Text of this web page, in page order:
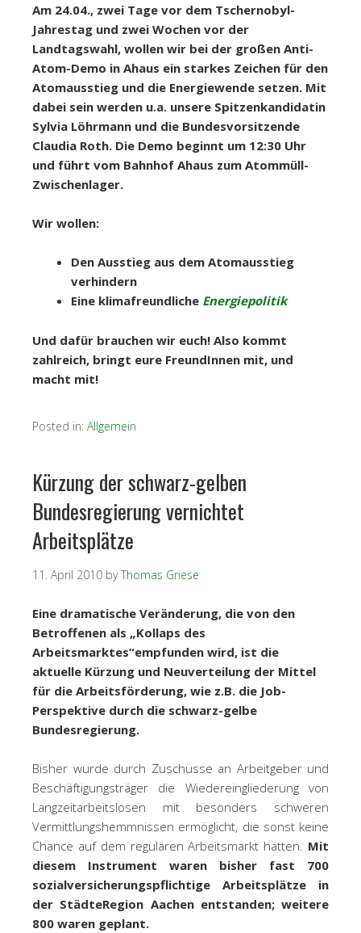
Am 24.04., zwei Tage vor dem Tschernobyl-
Jahrestag und zwei Wochen vor der
Landtagswahl, wollen wir bei der großen Anti-
Atom-Demo in Ahaus ein starkes Zeichen für den
Atomausstieg und die Energiewende setzen. Mit
dabei sein werden u.a. unsere Spitzenkandidatin
Sylvia Löhrmann und die Bundesvorsitzende
Claudia Roth. Die Demo beginnt um 12:30 Uhr
und führt vom Bahnhof Ahaus zum Atommüll-
Zwischenlager.
Wir wollen:
Den Ausstieg aus dem Atomausstieg
verhindern
Eine klimafreundliche Energiepolitik
Und dafür brauchen wir euch! Also kommt
zahlreich, bringt eure FreundInnen mit, und
macht mit!
Posted in: Allgemein
Kürzung der schwarz-gelben
Bundesregierung vernichtet
Arbeitsplätze
11. April 2010 byThomas Griese
Eine dramatische Veränderung, die von den
Betroffenen als „Kollaps des
Arbeitsmarktes“empfunden wird, ist die
aktuelle Kürzung und Neuverteilung der Mittel
für die Arbeitsförderung, wie z.B. die Job-
Perspektive durch die schwarz-gelbe
Bundesregierung.
Bisher wurde durch Zuschüsse an Arbeitgeber und
Beschäftigungsträger die Wiedereingliederung von
Langzeitarbeitslosen mit besonders schweren
Vermittlungshemmnissen ermöglicht, die sonst keine
Chance auf dem regulären Arbeitsmarkt hätten. Mit
diesem Instrument waren bisher fast 700
sozialversicherungspflichtige Arbeitsplätze in
der StädteRegion Aachen entstanden; weitere
800 waren geplant.